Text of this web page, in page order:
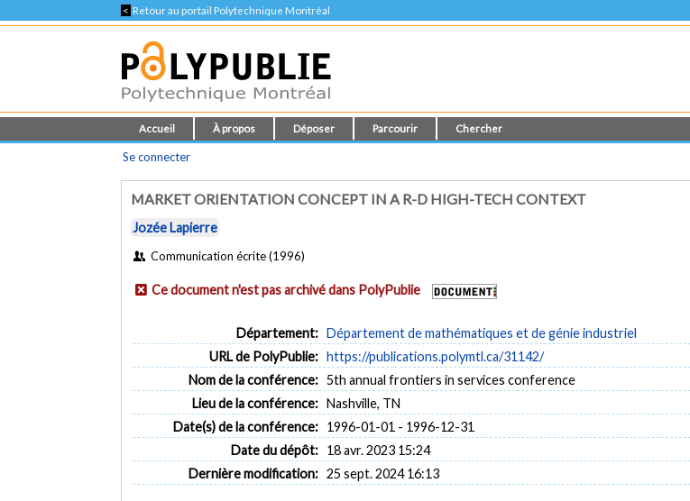
< Retour au portail Polytechnique Montréal
Accueil À propos Déposer Parcourir Chercher
Se connecter
MARKET ORIENTATION CONCEPT IN A R-D HIGH-TECH CONTEXT
Jozée Lapierre
Communication écrite (1996)
Ce document n'est pas archivé dans PolyPublie
Département: Département de mathématiques et de génie industriel
URL de PolyPublie: https://publications.polymtl.ca/31142/
Nom de la conférence: 5th annual frontiers in services conference
Lieu de la conférence: Nashville, TN
Date(s) de la conférence: 1996-01-01 - 1996-12-31
Date du dépôt: 18 avr. 2023 15:24
Dernière modification: 25 sept. 2024 16:13